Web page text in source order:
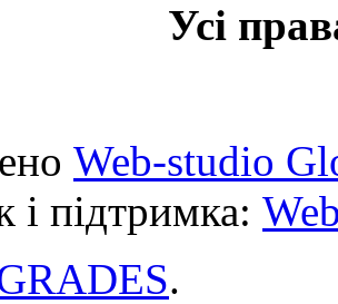
Усі
Web-studio
і підтримка:
.